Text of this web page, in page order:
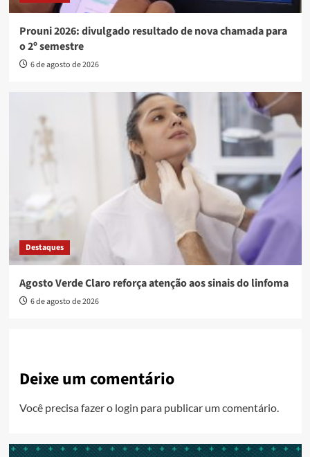
Prouni 2026: divulgado resultado de nova chamada para
o 2º semestre
6 de agosto de 2026
Destaques
Agosto Verde Claro reforça atenção aos sinais do linfoma
6 de agosto de 2026
Deixe um comentário
Você precisa fazer o login para publicar um comentário.